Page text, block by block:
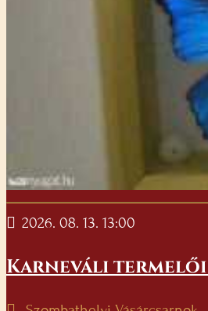
2026. 08. 13. 13:00
Karneváli termelői